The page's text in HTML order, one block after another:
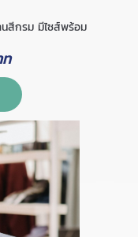
สีกรม มีไซส์พร้อม